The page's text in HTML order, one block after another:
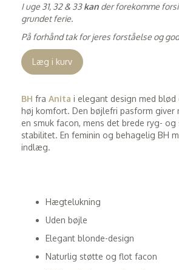
I uge 31, 32 & 33kan der forekomme
grundet ferie.
På forhånd tak for jeres forståelse og
Læg i kurv
BH fra Anita i elegant design med
høj komfort. Den bøjlefri pasform
en smuk facon, mens det brede ryg-
stabilitet. En feminin og behagelig BH
indlæg.
Hægtelukning
Uden bøjle
Elegant blonde-design
Naturlig støtte og flot facon